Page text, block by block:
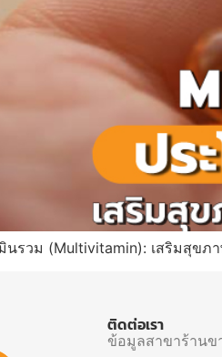
นรวม (Multivitamin): เสริมสุขภ
ติดต่อเรา
ข้อมูลสาขาร้านข